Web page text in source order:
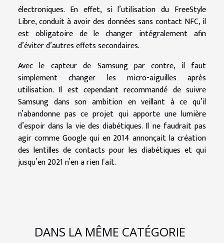
électroniques. En effet, si l’utilisation du FreeStyle
Libre, conduit à avoir des données sans contact NFC, il
est obligatoire de le changer intégralement afin
d’éviter d’autres effets secondaires.
Avec le capteur de Samsung par contre, il faut
simplement changer les micro-aiguilles après
utilisation. Il est cependant recommandé de suivre
Samsung dans son ambition en veillant à ce qu’il
n’abandonne pas ce projet qui apporte une lumière
d’espoir dans la vie des diabétiques. Il ne faudrait pas
agir comme Google qui en 2014 annonçait la création
des lentilles de contacts pour les diabétiques et qui
jusqu’en 2021 n’en a rien fait.
DANS LA MÊME CATÉGORIE